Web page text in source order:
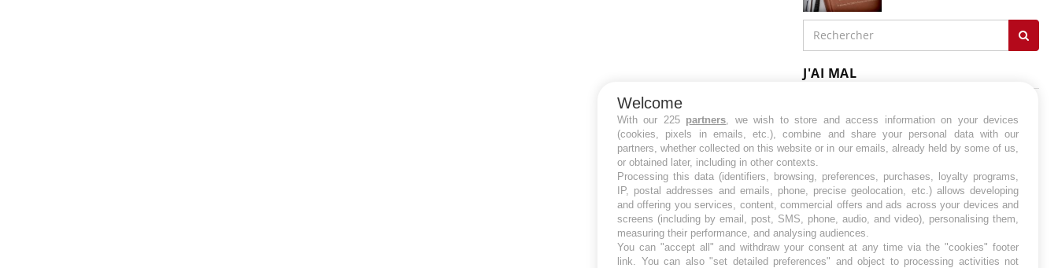
J'AI MAL
Welcome
With our 225 partners, we wish to store and access information on your devices
(cookies, pixels in emails, etc.), combine and share your personal data with our
partners, whether collected on this website or in our emails, already held by some of us,
or obtained later, including in other contexts.
Processing this data (identifiers, browsing, preferences, purchases, loyalty programs,
IP, postal addresses and emails, phone, precise geolocation, etc.) allows developing
and offering you services, content, commercial offers and ads across your devices and
screens (including by email, post, SMS, phone, audio, and video), personalising them,
measuring their performance, and analysing audiences.
You can "accept all" and withdraw your consent at any time via the "cookies" footer
link. You can also "set detailed preferences" and object to processing activities not